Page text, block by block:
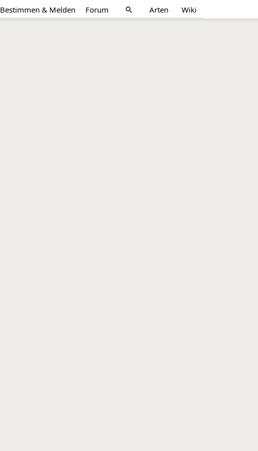
Bestimmen & Melden Forum search Arten Wiki